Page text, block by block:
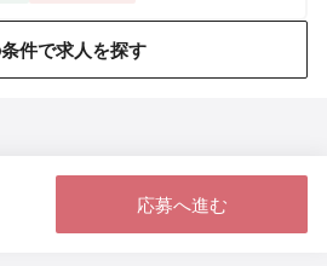
ューン広島
ーン沖縄
ンビスカ102号室
件で求人を探す
応募へ進む